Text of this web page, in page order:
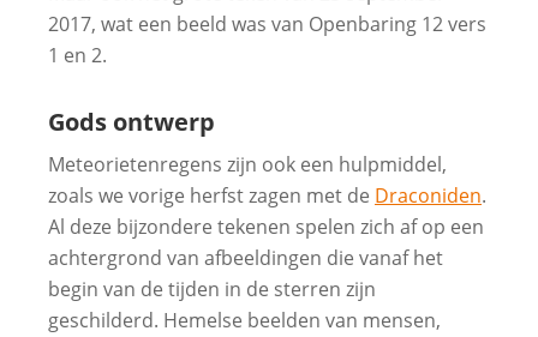
2017, wat een beeld was van Openbaring 12 vers
1 en 2.
Gods ontwerp
Meteorietenregens zijn ook een hulpmiddel,
zoals we vorige herfst zagen met de Draconiden.
Al deze bijzondere tekenen spelen zich af op een
achtergrond van afbeeldingen die vanaf het
begin van de tijden in de sterren zijn
geschilderd. Hemelse beelden van mensen,